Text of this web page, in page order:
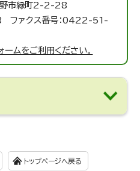
市緑町2-2-28
ァクス番号：0422-51-
ムをご利用ください。
トップページへ戻る